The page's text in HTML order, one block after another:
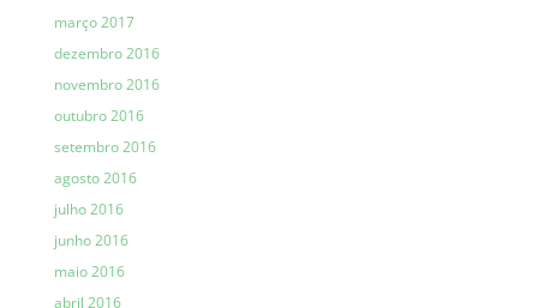
março 2017
dezembro 2016
novembro 2016
outubro 2016
setembro 2016
agosto 2016
julho 2016
junho 2016
maio 2016
abril 2016